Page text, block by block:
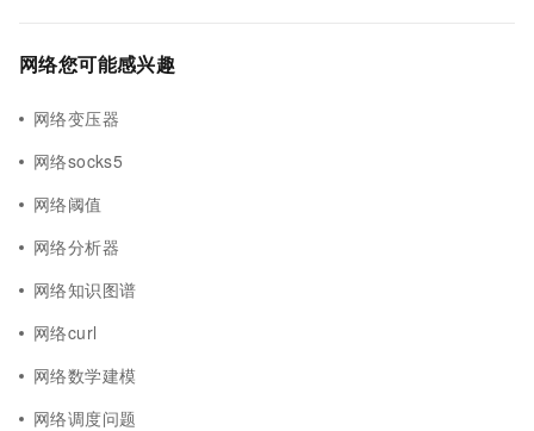
网络您可能感兴趣
网络变压器
网络socks5
网络阈值
网络分析器
网络知识图谱
网络curl
网络数学建模
网络调度问题